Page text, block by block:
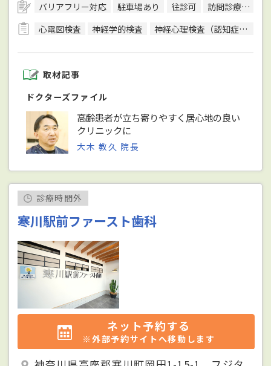
バリアフリー対応 駐車場あり 往診可 訪問診療可
心電図検査
神経学的検査 神経心理検査（認知症検査）
取材記事
ドクターズファイル
高齢患者が立ち寄りやすく居心地の良い
クリニックに
大木 教久 院長
診療時間外
寒川駅前ファースト歯科
ネット予約する
※外部予約サイトへ移動します